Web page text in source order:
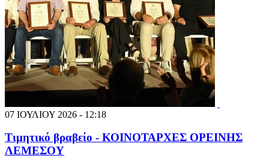
07 ΙΟΥΛΙΟΥ 2026 - 12:18
Τιμητικό βραβείο - ΚΟΙΝΟΤΑΡΧΕΣ ΟΡΕΙΝΗΣ
ΛΕΜΕΣΟΥ